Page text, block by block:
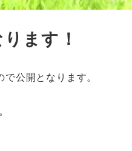
ます！
公開となります。